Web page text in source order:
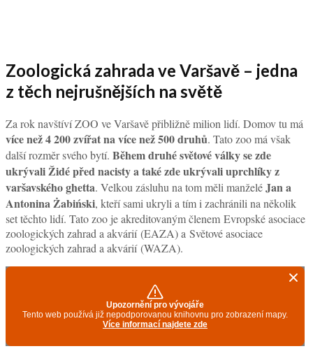
Zoologická zahrada ve Varšavě – jedna
z těch nejrušnějších na světě
Za rok navštíví ZOO ve Varšavě přibližně milion lidí. Domov tu má
více než 4 200 zvířat na více než 500 druhů. Tato zoo má však
další rozměr svého bytí. Během druhé světové války se zde
ukrývali Židé před nacisty a také zde ukrývali uprchlíky z
varšavského ghetta. Velkou zásluhu na tom měli manželéJan a
Antonina Żabiński, kteří sami ukryli a tím i zachránili na několik
set těchto lidí. Tato zoo je akreditovaným členem Evropské asociace
zoologických zahrad a akvárií (EAZA) a Světové asociace
zoologických zahrad a akvárií (WAZA).